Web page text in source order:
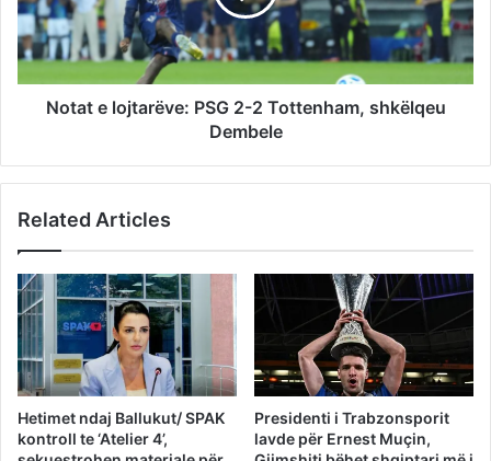
Notat e lojtarëve: PSG 2-2 Tottenham, shkëlqeu
Dembele
Related Articles
Hetimet ndaj Ballukut/ SPAK
kontroll te ‘Atelier 4’,
Presidenti i Trabzonsporit
lavde për Ernest Muçin,